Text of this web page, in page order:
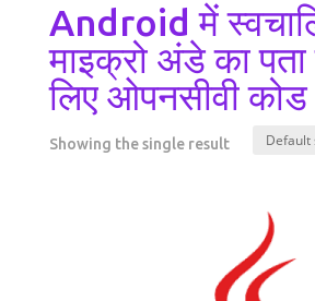
Android में
माइक्रो अंडे का
लिए ओपनसीवी कोड
Showing the single result